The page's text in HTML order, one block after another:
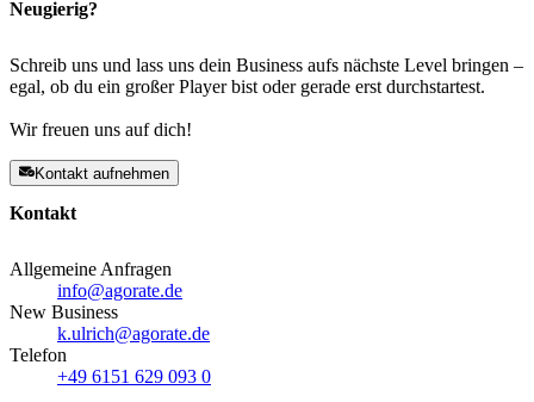
Neugierig?
Schreib uns und lass uns dein Business aufs nächste Level bringen –
egal, ob du ein großer Player bist oder gerade erst durchstartest.
Wir freuen uns auf dich!
Kontakt aufnehmen
Kontakt
Allgemeine Anfragen
info@agorate.de
New Business
k.ulrich@agorate.de
Telefon
+49 6151 629 093 0